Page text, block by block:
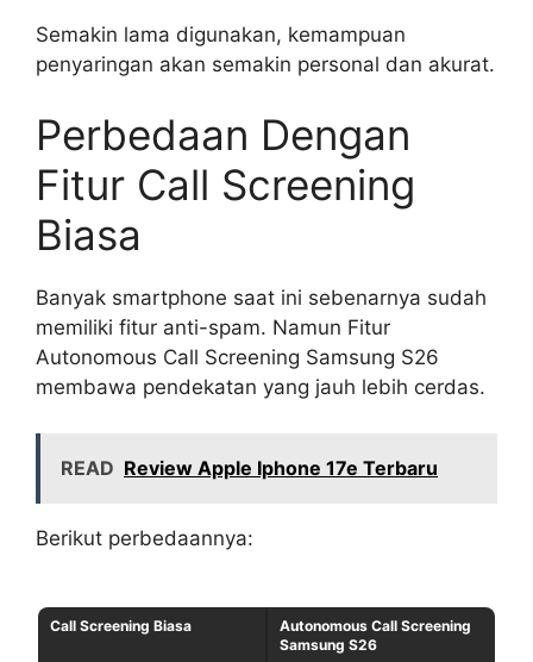
Semakin lama digunakan, kemampuan
penyaringan akan semakin personal dan akurat.
Perbedaan Dengan
Fitur Call Screening
Biasa
Banyak smartphone saat ini sebenarnya sudah
memiliki fitur anti-spam. Namun Fitur
Autonomous Call Screening Samsung S26
membawa pendekatan yang jauh lebih cerdas.
READ Review Apple Iphone 17e Terbaru
Berikut perbedaannya:
Call Screening Biasa
Autonomous Call Screening
Samsung S26